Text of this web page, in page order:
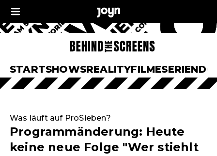
STARTSHOWSREALITYFILMESERIEN
Was läuft auf ProSieben?
Programmänderung: Heute
keine neue Folge "Wer stiehlt